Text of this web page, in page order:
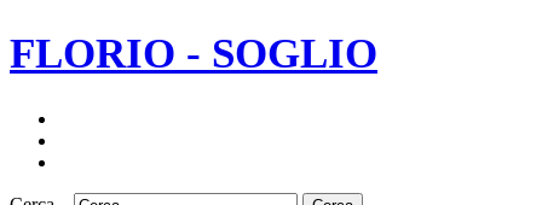
FLORIO - SOGLIO